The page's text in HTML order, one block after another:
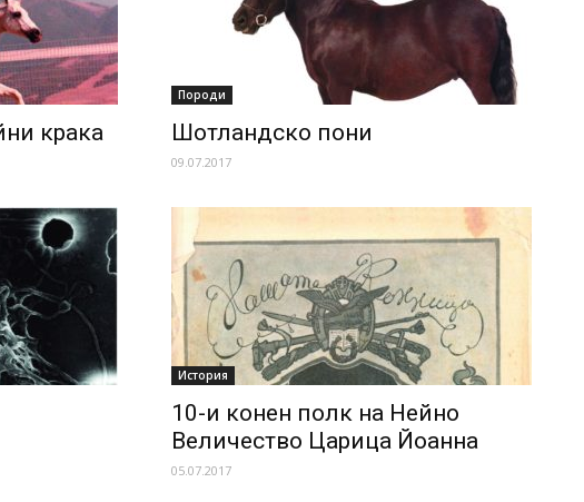
крака
Породи
Шотландско пони
09.07.2017
История
10-и конен полк на Нейно
Величество Царица Йоанна
05.07.2017